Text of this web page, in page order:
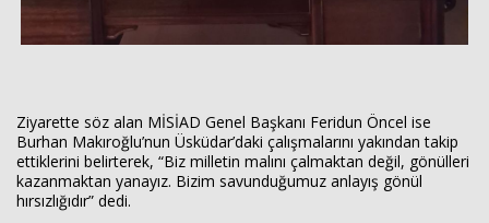
Ziyarette söz alan MİSİAD Genel Başkanı Feridun Öncel ise
Burhan Makıroğlu’nun Üsküdar’daki çalışmalarını yakından takip
ettiklerini belirterek, “Biz milletin malını çalmaktan değil, gönülleri
kazanmaktan yanayız. Bizim savunduğumuz anlayış gönül
hırsızlığıdır” dedi.